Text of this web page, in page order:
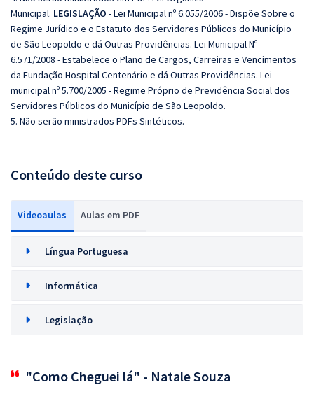
Municipal. LEGISLAÇÃO - Lei Municipal nº 6.055/2006 - Dispõe Sobre o
Regime Jurídico e o Estatuto dos Servidores Públicos do Município
de São Leopoldo e dá Outras Providências. Lei Municipal Nº
6.571/2008 - Estabelece o Plano de Cargos, Carreiras e Vencimentos
da Fundação Hospital Centenário e dá Outras Providências. Lei
municipal nº 5.700/2005 - Regime Próprio de Previdência Social dos
Servidores Públicos do Município de São Leopoldo.
5. Não serão ministrados PDFs Sintéticos.
Conteúdo deste curso
Videoaulas Aulas em PDF
Língua Portuguesa
Informática
Legislação
"Como Cheguei lá" - Natale Souza